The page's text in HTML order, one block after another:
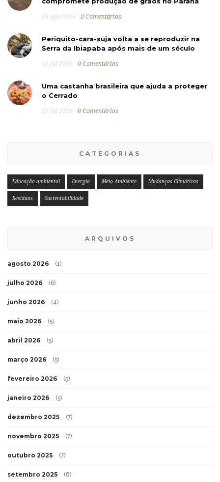
05 ago 2026 0 Comentários
Periquito-cara-suja volta a se reproduzir na
Serra da Ibiapaba após mais de um século
31 jul 2026 0 Comentários
Uma castanha brasileira que ajuda a proteger
o Cerrado
27 jul 2026 0 Comentários
CATEGORIAS
Educação ambiental Energia Meio Ambiente Mudanças Climáticas
Resíduos Sustentabilidade
ARQUIVOS
agosto 2026 (1)
julho 2026 (6)
junho 2026 (4)
maio 2026 (5)
abril 2026 (5)
março 2026 (5)
fevereiro 2026 (5)
janeiro 2026 (5)
dezembro 2025 (7)
novembro 2025 (7)
outubro 2025 (7)
setembro 2025 (8)